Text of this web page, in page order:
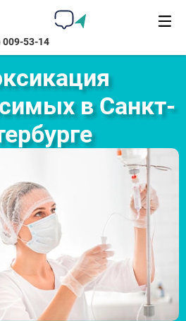
009-53-14
в Санкт-